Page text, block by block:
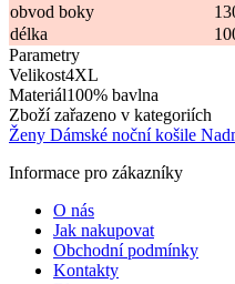
obvod boky
délka
Parametry
Velikost4XL
Materiál100% bavlna
Zboží zařazeno v kategoriích
Ženy Dámské noční košile
Informace pro zákazníky
O nás
Jak nakupovat
Obchodní podmínky
Kontakty